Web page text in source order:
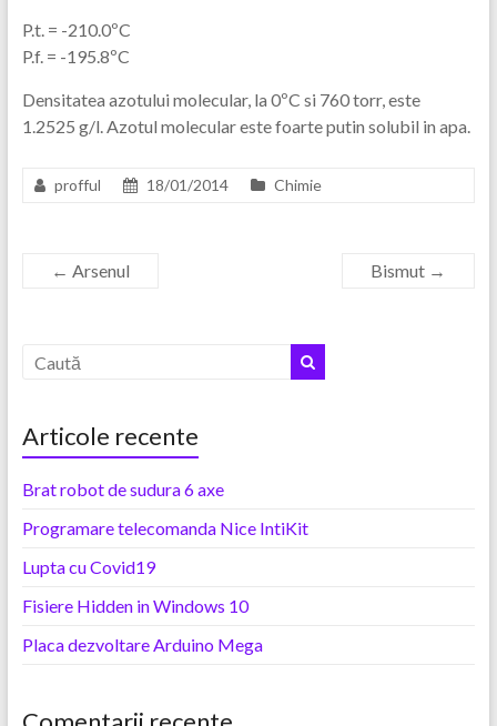
P.t. = -210.0ºC
P.f. = -195.8ºC
Densitatea azotului molecular, la 0ºC si 760 torr, este
1.2525 g/l. Azotul molecular este foarte putin solubil in apa.
profful 18/01/2014 Chimie
← Arsenul Bismut →
Articole recente
Brat robot de sudura 6 axe
Programare telecomanda Nice IntiKit
Lupta cu Covid19
Fisiere Hidden in Windows 10
Placa dezvoltare Arduino Mega